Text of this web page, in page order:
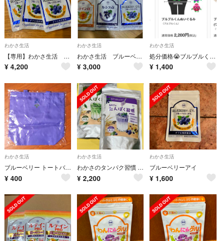
わかさ生活
【専用】わかさ生活 ブルーベリーアイ 3袋セット
¥ 4,200
わかさ生活
わかさ生活 ブルーベリーアイ
¥ 3,000
わかさ生活
処分価格😭ブルブルくん ぬいぐるみ※ブルブルくんのみ※
¥ 1,400
わかさ生活
ブルーベリー トートバッグ
¥ 400
わかさ生活
わかさのタンパク習慣 ブルーベリ味 抹茶味 プロテイン 2袋セット
¥ 2,200
わかさ生活
ブルーベリーアイ
¥ 1,600